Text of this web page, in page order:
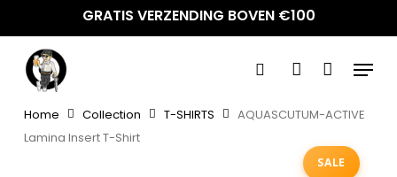
content
GRATIS VERZENDING BOVEN €100
search account
Menu
Home Collection T-SHIRTS
AQUASCUTUM-ACTIVE
Lamina Insert T-Shirt
SALE